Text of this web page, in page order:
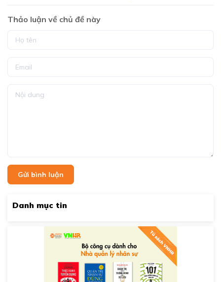
Thảo luận về chủ đề này
Gửi bình luận
Danh mục tin